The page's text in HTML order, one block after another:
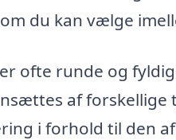
du kan vælge
ofte runde og
af
i forhold til den